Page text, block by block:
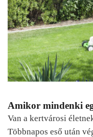
Amikor mindenki
Van a kertvárosi
Többnapos eső után